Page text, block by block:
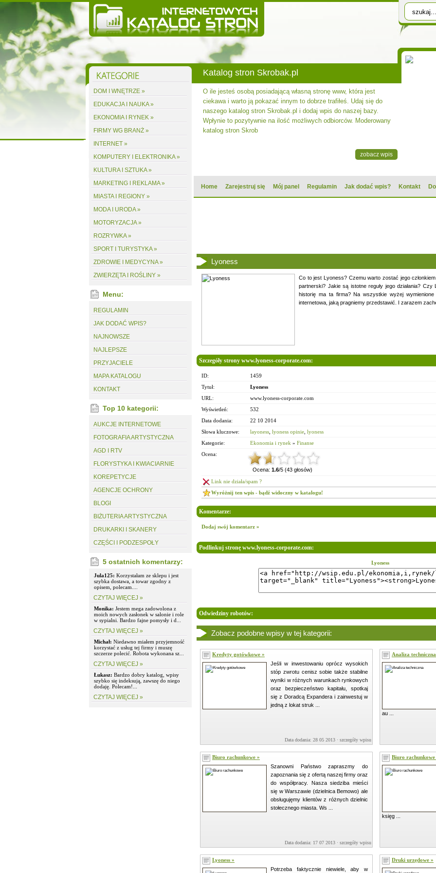
Katalog stron Skrobak.pl
O ile jesteś osobą posiadającą własną stronę www, która jest
ciekawa i warto ją pokazać innym to dobrze trafiłeś. Udaj się do
naszego katalog stron Skrobak.pl i dodaj wpis do naszej bazy.
Wpłynie to pozytywnie na ilość możliwych odbiorców. Moderowany
katalog stron Skrob
zobacz wpis
Home Zarejestruj się Mój panel Regulamin Jak dodać wpis? Kontakt
DOM I WNĘTRZE »
EDUKACJA I NAUKA »
EKONOMIA I RYNEK »
FIRMY WG BRANŻ »
INTERNET »
KOMPUTERY I ELEKTRONIKA »
KULTURA I SZTUKA »
MARKETING I REKLAMA »
MIASTA I REGIONY »
MODA I URODA »
MOTORYZACJA »
ROZRYWKA »
SPORT I TURYSTYKA »
ZDROWIE I MEDYCYNA »
ZWIERZĘTA I ROŚLINY »
Menu:
REGULAMIN
JAK DODAĆ WPIS?
NAJNOWSZE
NAJLEPSZE
PRZYJACIELE
MAPA KATALOGU
KONTAKT
Top 10 kategorii:
AUKCJE INTERNETOWE
FOTOGRAFIA ARTYSTYCZNA
AGD I RTV
FLORYSTYKA I KWIACIARNIE
KOREPETYCJE
AGENCJE OCHRONY
BLOGI
BIŻUTERIA ARTYSTYCZNA
DRUKARKI I SKANERY
CZĘŚCI I PODZESPOŁY
5 ostatnich komentarzy:
Jula125: Korzystałam ze sklepu i jest
szybka dostawa, a towar zgodny z
opisem, polecam....
CZYTAJ WIĘCEJ »
Monika: Jestem mega zadowolona z
moich nowych zasłonek w salonie i role
w sypialni. Bardzo fajne pomysły i d...
CZYTAJ WIĘCEJ »
Michał: Niedawno miałem przyjemność
korzystać z usług tej firmy i muszę
szczerze polecić. Robota wykonana sz...
CZYTAJ WIĘCEJ »
Łukasz: Bardzo dobry katalog, wpisy
szybko się indeksują, zawszę do niego
dodaję. Polecam!...
CZYTAJ WIĘCEJ »
Lyoness
Co to jest Lyoness? Czemu warto zostać jego
partnerski? Jakie są istotne reguły jego działania?
historię ma ta firma? Na wszystkie wyżej
internetowa, jaką pragniemy przedstawić. I zarazem
Szczegóły strony www.lyoness-corporate.com:
ID:
1459
Tytuł:
Lyoness
URL:
www.lyoness-corporate.com
Wyświetleń:
532
Data dodania:
22 10 2014
Słowa kluczowe:
layoness lyoness opinie lyoness
Kategorie:
Ekonomia i rynek » Finanse
Ocena:
Ocena: 1.6/5 (43 głosów)
Link nie działa/spam ?
Wyróżnij ten wpis - bądź widoczny w katalogu!
Komentarze:
Dodaj swój komentarz »
Podlinkuj stronę www.lyoness-corporate.com:
Lyoness
Odwiedziny robotów:
Zobacz podobne wpisy w tej kategorii:
Kredyty gotówkowe »
Jeśli w inwestowaniu oprócz wysokich
stóp zwrotu cenisz sobie także stabilne
wyniki w różnych warunkach rynkowych
oraz bezpieczeństwo kapitału, spotkaj
się z Doradcą Expandera i zainwestuj w
jedną z lokat struk ...
Data dodania: 28 05 2013 · szczegóły wpisu »
Analiza
au ...
Biuro rachunkowe »
Szanowni Państwo zapraszmy do
zapoznania się z ofertą naszej firmy oraz
do współpracy. Nasza siedziba mieści
się w Warszawie (dzielnica Bemowo) ale
obsługujęmy klientów z różnych dzielnic
stołecznego miasta. Ws ...
Data dodania: 17 07 2013 · szczegóły wpisu »
Biuro rachunkowe
księg ...
Lyoness »
Potrzeba faktycznie niewiele, aby w
Druki urzędowe »